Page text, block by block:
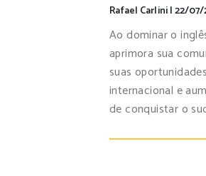
Rafael Carlini|22/
Ao dominar o
aprimora sua
suas
internacional e
de conquistar o